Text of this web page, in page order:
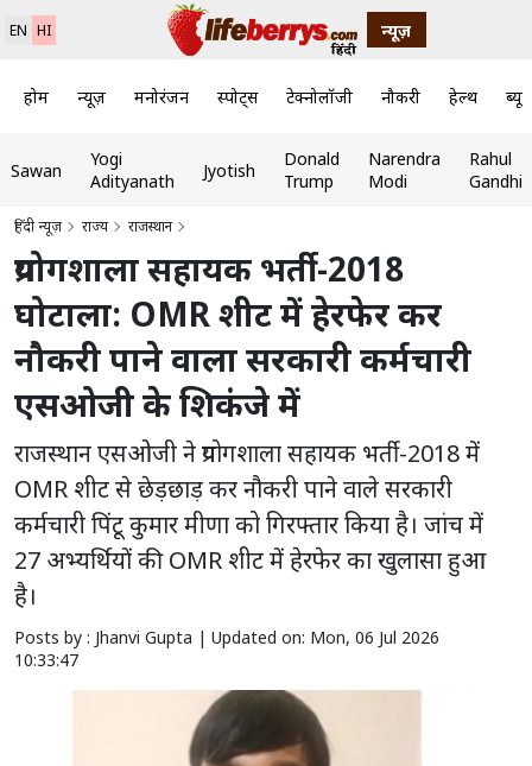
EN HI न्यूज़
होम न्यूज़ मनोरंजन स्पोर्ट्स टेक्नोलॉजी नौकरी हेल्थ
Sawan
Yogi
Adityanath
Jyotish
Donald
Trump
Narendra
Modi
Rahul
Gandhi
हिंदी न्यूज़ राज्य राजस्थान
प्रयोगशाला सहायक भर्ती-2018
घोटाला: OMR शीट में हेरफेर कर
नौकरी पाने वाला सरकारी कर्मचारी
एसओजी के शिकंजे में
राजस्थान एसओजी ने प्रयोगशाला सहायक भर्ती-2018 में
OMR शीट से छेड़छाड़ कर नौकरी पाने वाले सरकारी
कर्मचारी पिंटू कुमार मीणा को गिरफ्तार किया है। जांच में
27 अभ्यर्थियों की OMR शीट में हेरफेर का खुलासा हुआ
है।
Posts by : Jhanvi Gupta | Updated on: Mon, 06 Jul 2026
10:33:47